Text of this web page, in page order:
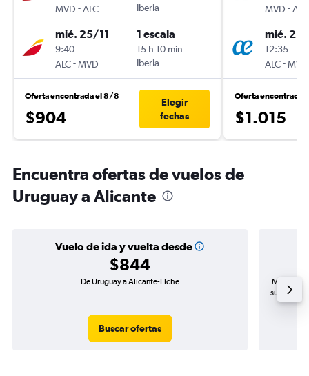
MVD -ALC
Iberia
mié. 25/11
9:40
ALC-MVD
1 escala
15 h 10 min
Iberia
Oferta encontrada el 8/8
$904
Elegir
fechas
MVD -ALC
mié. 25/
12:35
ALC-MVD
Oferta encontrada
$1.015
Encuentra ofertas de vuelos de
Uruguay a Alicante
Vuelo de ida y vuelta desde
$844
De Uruguay a Alicante-Elche
Buscar ofertas
Mayor
subida de